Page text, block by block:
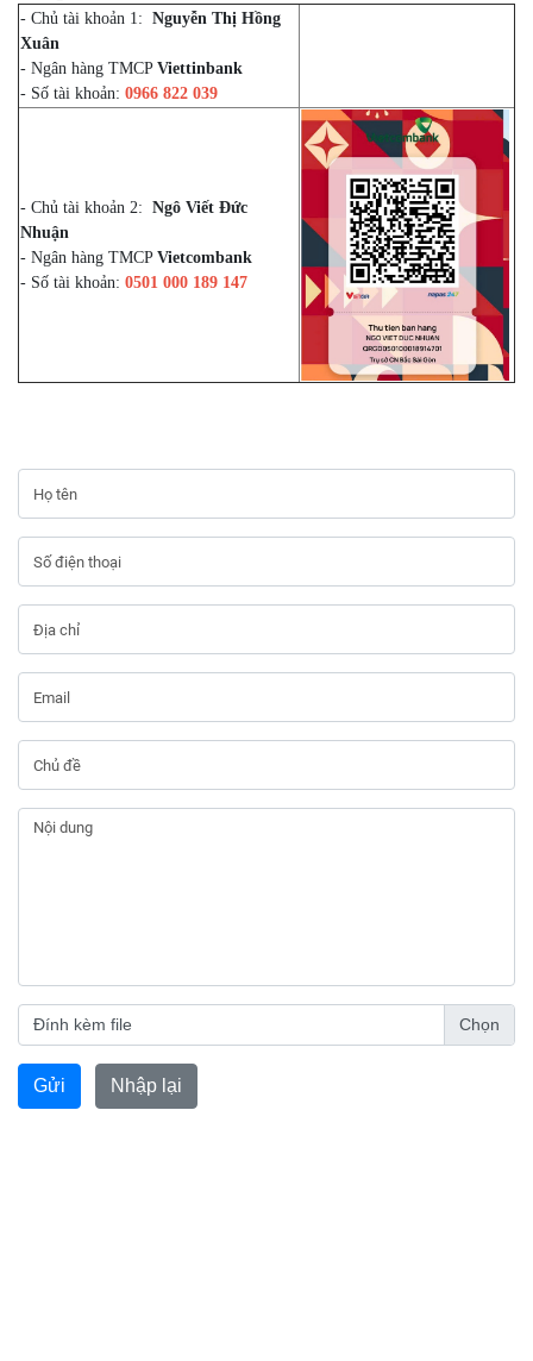
- Chủ tài khoản 1: Nguyễn Thị Hồng
Xuân
- Ngân hàng TMCP Viettinbank
- Số tài khoản: 0966 822 039
- Chủ tài khoản 2: Ngô Viết Đức
Nhuận
- Ngân hàng TMCP Vietcombank
- Số tài khoản: 0501 000 189 147
Đính kèm file